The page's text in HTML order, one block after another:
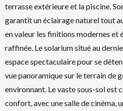
terrasse extérieure et la piscine.
garantit un éclairage naturel tout
en valeur les finitions modernes et
raffinée. Le solarium situé au
espace spectaculaire pour se
vue panoramique sur le terrain de
environnant. Le vaste sous-sol est
confort, avec une salle de cinéma,